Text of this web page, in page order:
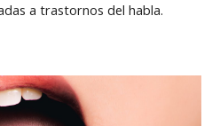
a trastornos del habla.